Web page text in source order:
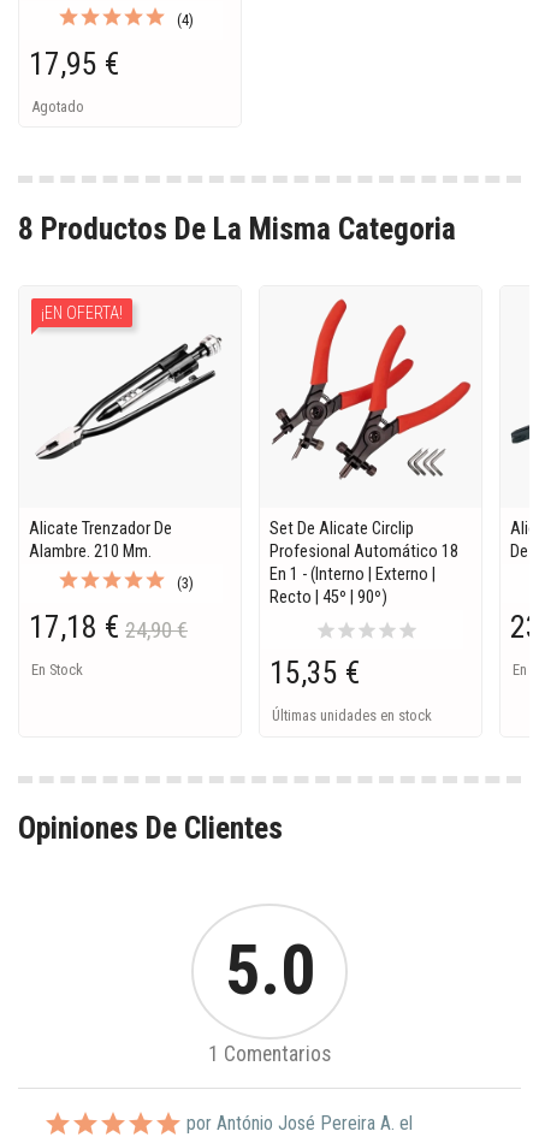
(4)
17,95 €
Agotado
8 Productos De La Misma Categoria
Alicate Trenzador De
Alambre. 210 Mm.
(3)
17,18 € 24,90 €
En Stock
¡EN OFERTA!
Set De Alicate Circlip
Profesional Automático 18
En 1 - (interno | Externo |
Recto | 45º | 90º)
starstarstarstarstar
15,35 €
Últimas unidades en stock
De
En
Opiniones De Clientes
5.0
1 Comentarios
por António José Pereira A. el